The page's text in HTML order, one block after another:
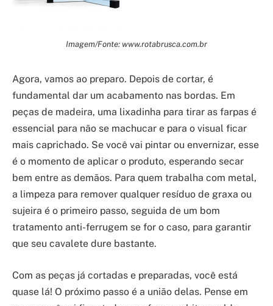
Imagem/Fonte: www.rotabrusca.com.br
Agora, vamos ao preparo. Depois de cortar, é
fundamental dar um acabamento nas bordas. Em
peças de madeira, uma lixadinha para tirar as farpas é
essencial para não se machucar e para o visual ficar
mais caprichado. Se você vai pintar ou envernizar, esse
é o momento de aplicar o produto, esperando secar
bem entre as demãos. Para quem trabalha com metal,
a limpeza para remover qualquer resíduo de graxa ou
sujeira é o primeiro passo, seguida de um bom
tratamento anti-ferrugem se for o caso, para garantir
que seu cavalete dure bastante.
Com as peças já cortadas e preparadas, você está
quase lá! O próximo passo é a união delas. Pense em